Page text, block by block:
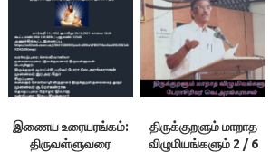
திருவள்ளுவன்
இணைய உரையரங்கம்:
திருவள்ளுவரை
திருக்குறளும் மாறாத
விழுமியங்களும் 2 / 6